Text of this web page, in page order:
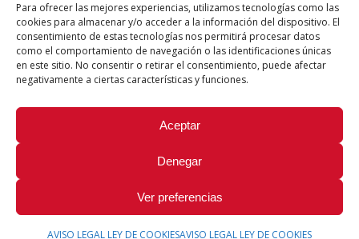
Para ofrecer las mejores experiencias, utilizamos tecnologías como las
cookies para almacenar y/o acceder a la información del dispositivo. El
consentimiento de estas tecnologías nos permitirá procesar datos
como el comportamiento de navegación o las identificaciones únicas
en este sitio. No consentir o retirar el consentimiento, puede afectar
negativamente a ciertas características y funciones.
Aceptar
Denegar
Ver preferencias
AVISO LEGAL LEY DE COOKIESAVISO LEGAL LEY DE COOKIES
#policíalocal
UGT SERVICIOS PÚBLICOS
Did you like this article? Share it with your friends!